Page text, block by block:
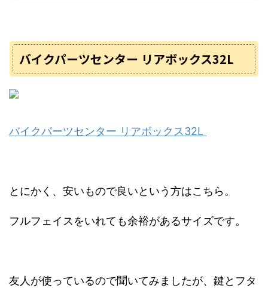
バイクパーツセンター リアボックス32L
バイクパーツセンター リアボックス32L
とにかく、安いもので良いという方はこちら。
フルフェイスをいれても余裕があるサイズです。
友人が使っているので聞いてみましたが、鍵とフタ